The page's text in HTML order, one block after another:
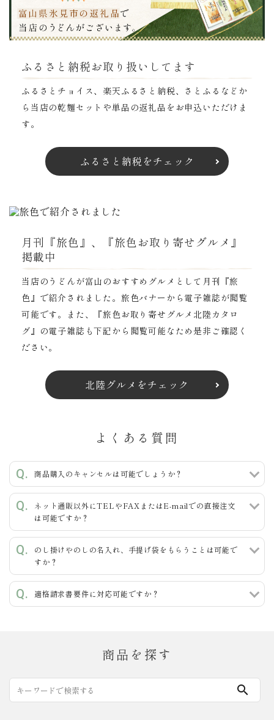
ふるさと納税お取り扱いしてます
ふるさとチョイス、楽天ふるさと納税、さとふるなどか
ら当店の乾麺セットや単品の返礼品をお申込いただけま
す。
ふるさと納税をチェック
月刊『旅色』、『旅色お取り寄せグルメ』
掲載中
当店のうどんが富山のおすすめグルメとして月刊『旅
色』で紹介されました。旅色バナーから電子雑誌が閲覧
可能です。また、『旅色お取り寄せグルメ北陸カタロ
グ』の電子雑誌も下記から閲覧可能なため是非ご確認く
ださい。
北陸グルメをチェック
よくある質問
商品購入のキャンセルは可能でしょうか？
ネット通販以外にTELやFAXまたはE-mailでの直接注文
は可能ですか？
のし掛けやのしの名入れ、手提げ袋をもらうことは可能で
すか？
適格請求書要件に対応可能ですか？
商品を探す
search